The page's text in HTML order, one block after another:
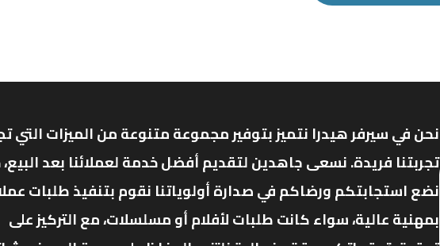
نحن في سيرفر هيدرا نتميز بتوفير مجموعة متنوعة من الميزات التي
تجربتنا فريدة. نسعى جاهدين لتقديم أفضل خدمة لعملائنا بعد
نضع استجابتكم ورضاكم في صدارة أولوياتنا نقوم بتنفيذ طلبات
بمهنية عالية، سواء كانت طلبات لأفلام أو مسلسلات، مع التركيز على